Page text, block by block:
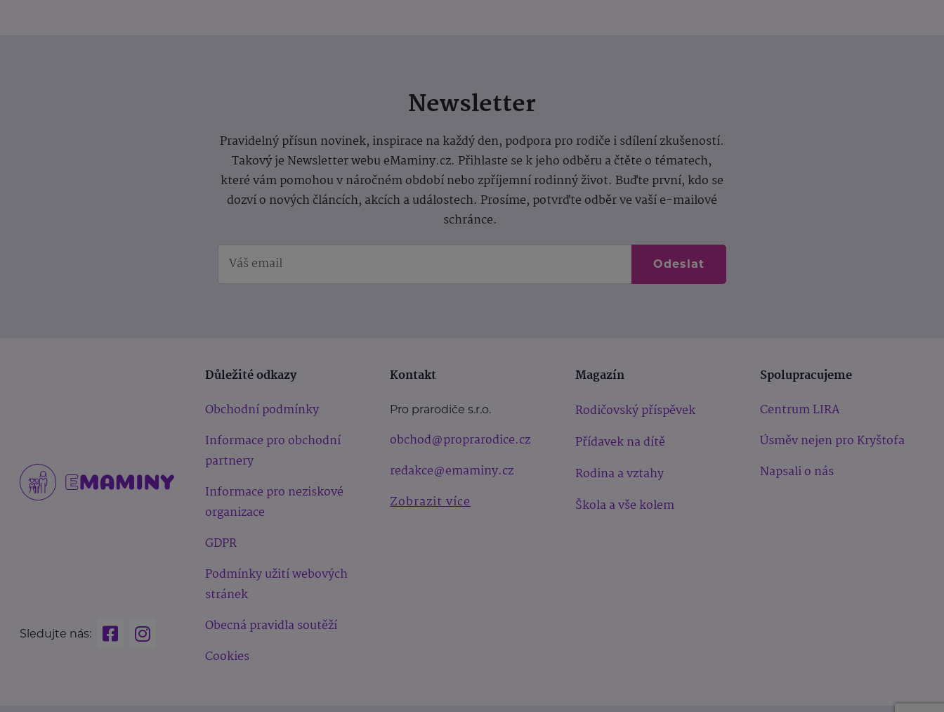
Newsletter
Pravidelný přísun novinek, inspirace na každý den, podpora pro rodiče i sdílení zkušeností.
Takový je Newsletter webu eMaminy.cz. Přihlaste se k jeho odběru a čtěte o tématech,
které vám pomohou v náročném období nebo zpříjemní rodinný život. Buďte první, kdo se
dozví o nových článcích, akcích a událostech. Prosíme, potvrďte odběr ve vaší e-mailové
schránce.
Odeslat
Sledujte nás:
Důležité odkazy
Obchodní podmínky
Informace pro obchodní
partnery
Informace pro neziskové
organizace
GDPR
Podmínky užití webových
stránek
Obecná pravidla soutěží
Cookies
Kontakt
Pro prarodiče s.r.o.
obchod@proprarodice.cz
redakce@emaminy.cz
Zobrazit více
Magazín
Rodičovský příspěvek
Přídavek na dítě
Rodina a vztahy
Škola a vše kolem
Spolupracujeme
Centrum LIRA
Úsměv nejen pro Kryštofa
Napsali o nás